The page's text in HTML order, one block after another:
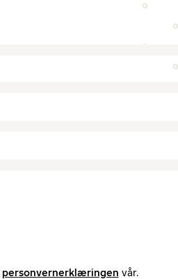
personvernerklæringen vår.